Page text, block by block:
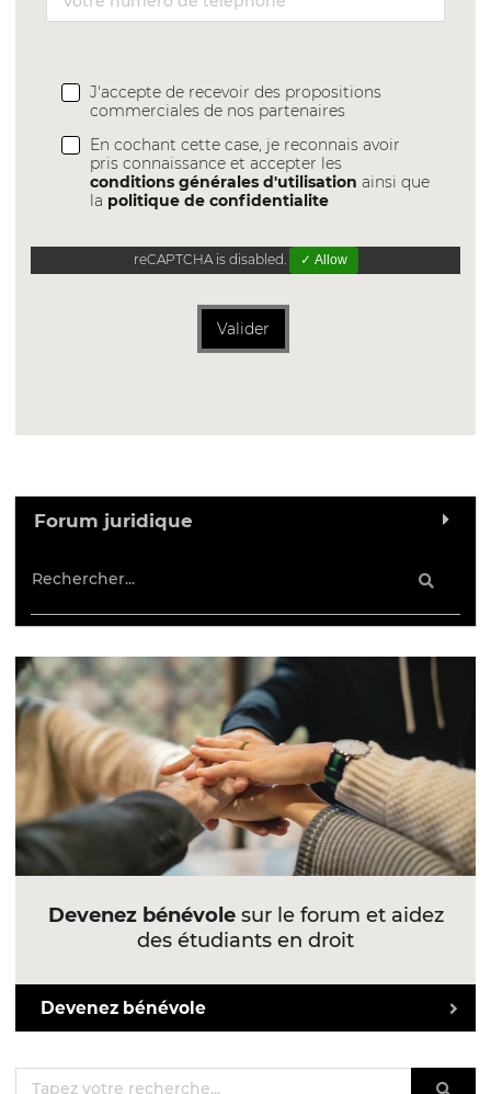
J'accepte de recevoir des propositions
commerciales de nos partenaires
En cochant cette case, je reconnais avoir
pris connaissance et accepter les
conditions générales d'utilisation ainsi que
la politique de confidentialite
reCAPTCHA is disabled. ✓ Allow
Valider
Forum juridique
Devenez bénévolesur le forum et aidez
des étudiants en droit
Devenez bénévole